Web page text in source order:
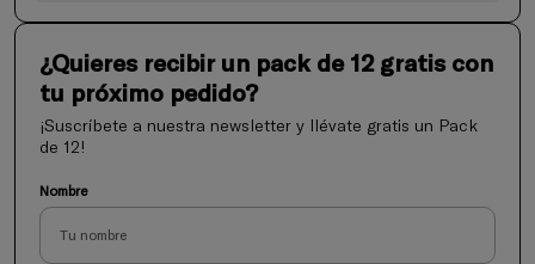
¿Quieres recibir un pack de 12 gratis con
tu próximo pedido?
¡Suscríbete a nuestra newsletter y llévate gratis un Pack
de 12!
Nombre